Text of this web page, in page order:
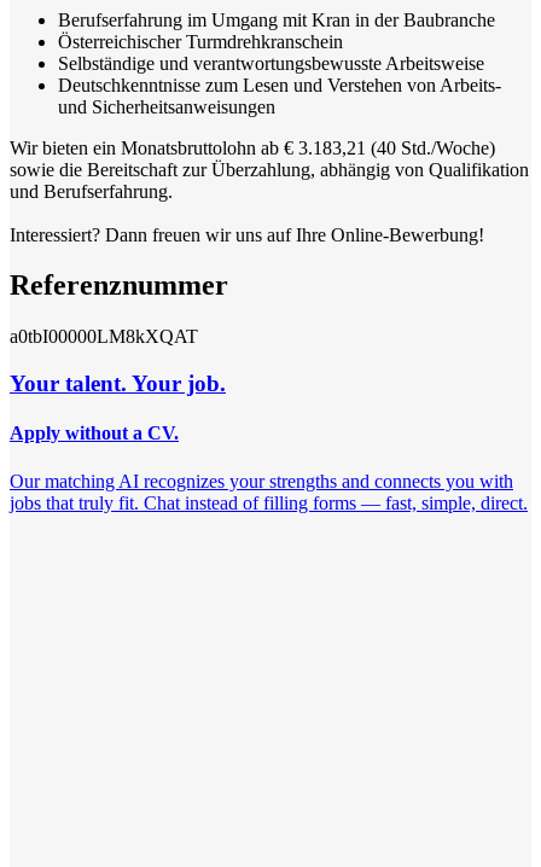
Berufserfahrung im Umgang mit Kran in der Baubranche
Österreichischer Turmdrehkranschein
Selbständige und verantwortungsbewusste Arbeitsweise
Deutschkenntnisse zum Lesen und Verstehen von Arbeits-
und Sicherheitsanweisungen
Wir bieten ein Monatsbruttolohn ab € 3.183,21 (40 Std./Woche)
sowie die Bereitschaft zur Überzahlung, abhängig von Qualifikation
und Berufserfahrung.
Interessiert? Dann freuen wir uns auf Ihre Online-Bewerbung!
Referenznummer
a0tbI00000LM8kXQAT
Your talent. Your job.
Apply without a CV.
Our matching AI recognizes your strengths and connects you with
jobs that truly fit. Chat instead of filling forms — fast, simple, direct.